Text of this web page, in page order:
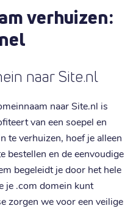
verhuizen:
naar Site.nl
naar Site.nl is
van een soepel en
te verhuizen, hoef je alleen
bestellen en de eenvoudige
begeleidt je door het hele
je .com domein kunt
zorgen we voor een veilige